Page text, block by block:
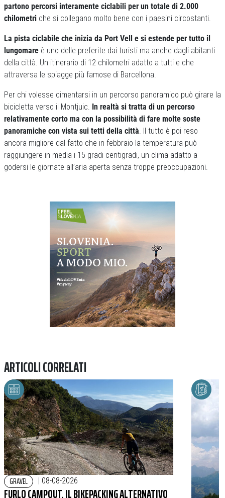
partono percorsi interamente ciclabili per un totale di 2.000
chilometri che si collegano molto bene con i paesini circostanti.
La pista ciclabile che inizia da Port Vell e si estende per tutto il
lungomare è uno delle preferite dai turisti ma anche dagli abitanti
della città. Un itinerario di 12 chilometri adatto a tutti e che
attraversa le spiagge più famose di Barcellona.
Per chi volesse cimentarsi in un percorso panoramico può girare la
bicicletta verso il Montjuic. In realtà si tratta di un percorso
relativamente corto ma con la possibilità di fare molte soste
panoramiche con vista sui tetti della città. Il tutto è poi reso
ancora migliore dal fatto che in febbraio la temperatura può
raggiungere in media i 15 gradi centigradi, un clima adatto a
godersi le giornate all’aria aperta senza troppe preoccupazioni.
Previous
ARTICOLI CORRELATI
GRAVEL | 08-08-2026
FURLO CAMPOUT, IL BIKEPACKING ALTERNATIVO